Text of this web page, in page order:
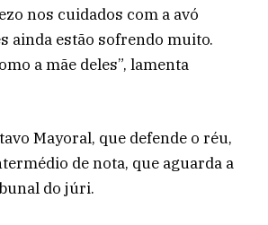
nos cuidados com a avó
ainda estão sofrendo muito.
a mãe deles”, lamenta
Mayoral, que defende o réu,
de nota, que aguarda a
do júri.